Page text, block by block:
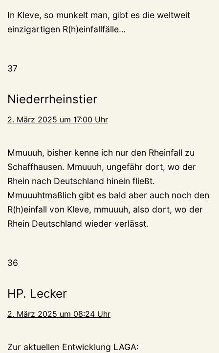
In Kleve, so munkelt man, gibt es die weltweit
einzigartigen R(h)einfallfälle…
37
Niederrheinstier
2. März 2025 um 17:00 Uhr
Mmuuuh, bisher kenne ich nur den Rheinfall zu
Schaffhausen. Mmuuuh, ungefähr dort, wo der
Rhein nach Deutschland hinein fließt.
Mmuuuhtmaßlich gibt es bald aber auch noch den
R(h)einfall von Kleve, mmuuuh, also dort, wo der
Rhein Deutschland wieder verlässt.
36
HP. Lecker
2. März 2025 um 08:24 Uhr
Zur aktuellen Entwicklung LAGA: